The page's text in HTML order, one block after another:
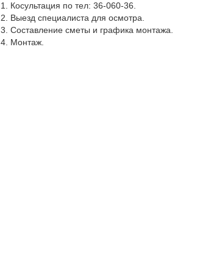
1. Косультация по тел: 36-060-36.
2. Выезд специалиста для осмотра.
3. Составление сметы и графика монтажа.
4. Монтаж.